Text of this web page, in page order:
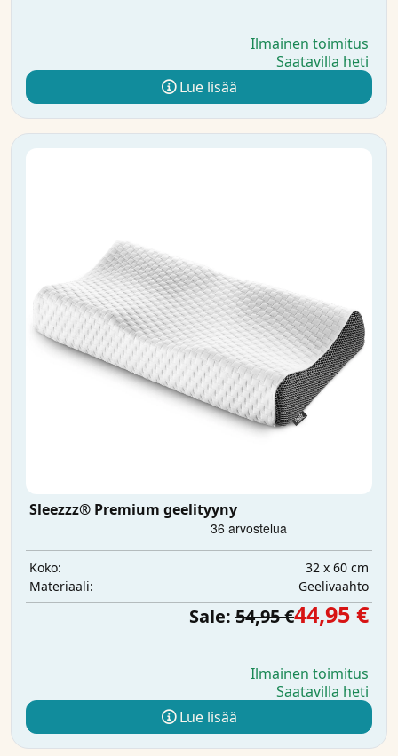
Ilmainen toimitus
Saatavilla heti
Lue lisää
Sleezzz® Premium geelityyny
Koko:
32 x 60 cm
Materiaali:
Geelivaahto
Sale: 54,95 €44,95 €
Ilmainen toimitus
Saatavilla heti
Lue lisää